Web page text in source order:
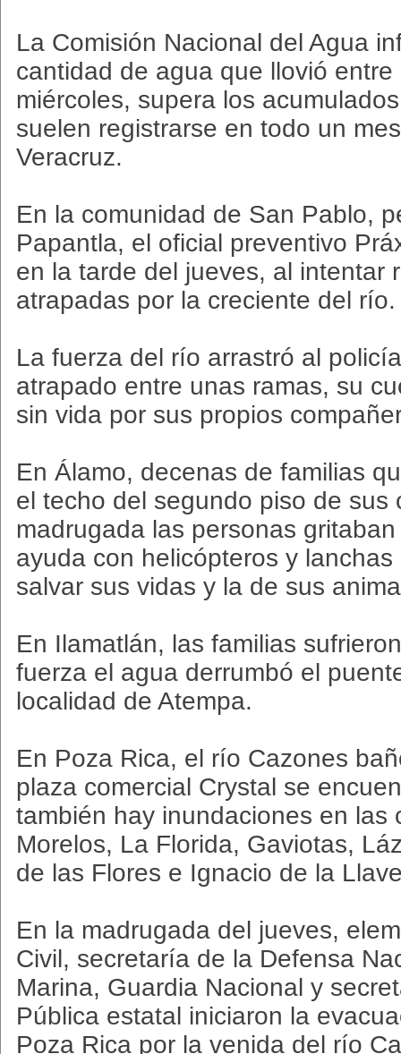
La Comisión Nacional del Agua
cantidad de agua que llovió entre
miércoles, supera los
suelen registrarse en todo un
Veracruz.
En la comunidad de San Pablo,
Papantla, el oficial preventivo
en la tarde del jueves, al intentar
atrapadas por la creciente del río.
La fuerza del río arrastró al
atrapado entre unas ramas, su
sin vida por sus propios
En Álamo, decenas de familias
el techo del segundo piso de sus
madrugada las personas
ayuda con helicópteros y
salvar sus vidas y la de sus
En Ilamatlán, las familias
fuerza el agua derrumbó el
localidad de Atempa.
En Poza Rica, el río Cazones
plaza comercial Crystal se
también hay inundaciones en las
Morelos, La Florida, Gaviotas,
de las Flores e Ignacio de la
En la madrugada del jueves,
Civil, secretaría de la Defensa
Marina, Guardia Nacional y
Pública estatal iniciaron la
Poza Rica por la venida del río